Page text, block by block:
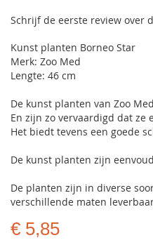
gallerij
Schrijf de eerste review over
Kunst planten Borneo Star
Merk: Zoo Med
Lengte: 46 cm
De kunst planten van Zoo
En zijn zo vervaardigd dat
Het biedt tevens een goede
De kunst planten zijn
De planten zijn in diverse
verschillende maten
€ 5,85